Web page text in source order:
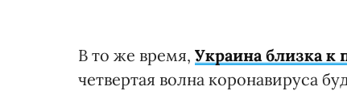
В то же время, Украина близка к
четвертая волна коронавируса